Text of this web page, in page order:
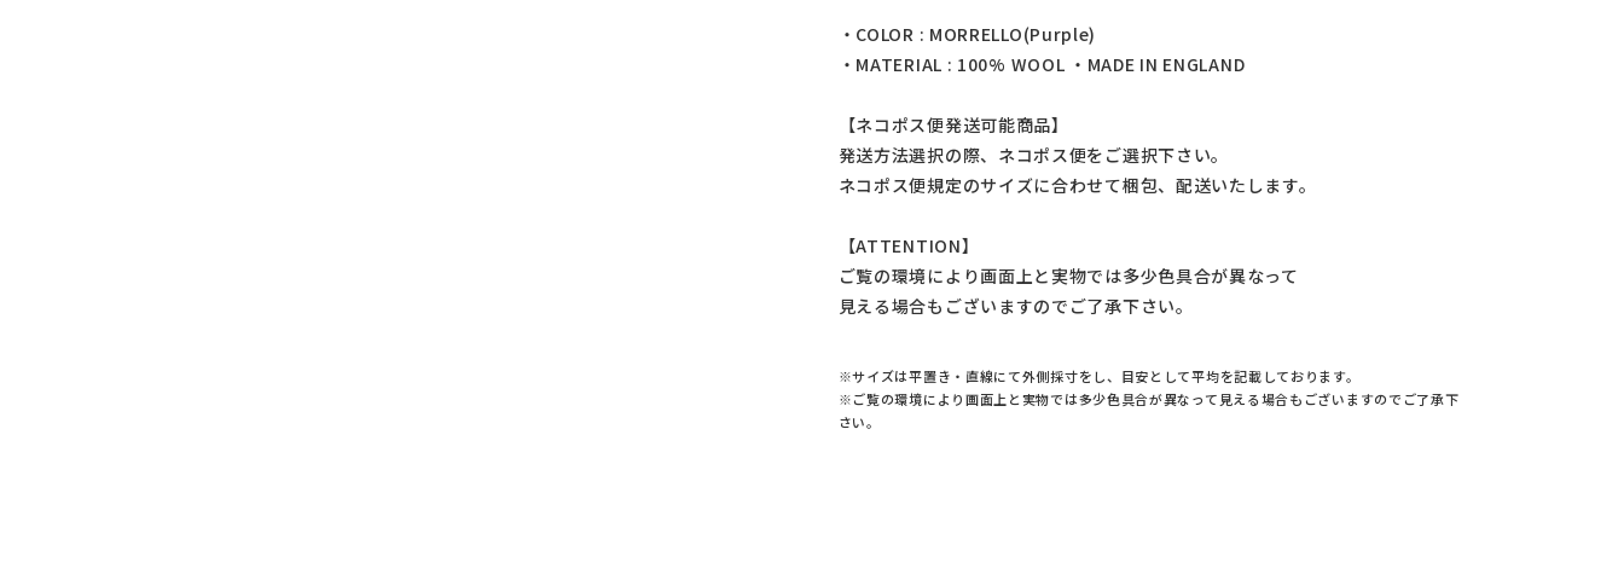
・COLOR : MORRELLO(Purple)
・MATERIAL : 100% WOOL ・MADE IN ENGLAND
【ネコポス便発送可能商品】
発送方法選択の際、ネコポス便をご選択下さい。
ネコポス便規定のサイズに合わせて梱包、配送いたします。
【ATTENTION】
ご覧の環境により画面上と実物では多少色具合が異なって
見える場合もございますのでご了承下さい。
※サイズは平置き・直線にて外側採寸をし、目安として平均を記載しております。
※ご覧の環境により画面上と実物では多少色具合が異なって見える場合もございますのでご了承下
さい。